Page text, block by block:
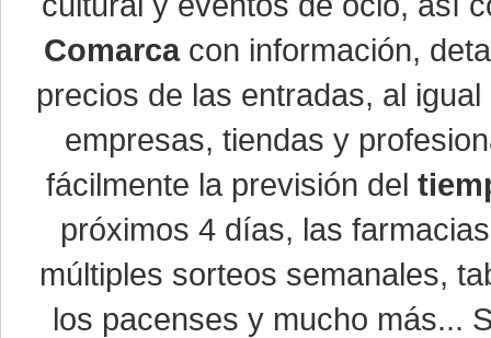
Comarcacon información,
precios de las entradas, al
empresas, tiendas y
fácilmente la previsión del
próximos 4 días, las
múltiples sorteos semanales,
los pacenses y mucho más...